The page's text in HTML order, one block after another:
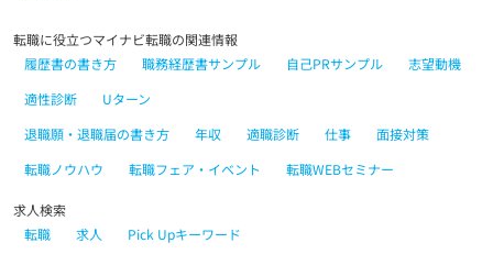
転職に役立つマイナビ転職の関連情報
履歴書の書き方
職務経歴書サンプル 自己PRサンプル
志望動機
適性診断
Uターン
退職願・退職届の書き方
年収 適職診断 仕事
面接対策
転職ノウハウ
転職フェア・イベント 転職WEBセミナー
求人検索
転職
求人 Pick Upキーワード